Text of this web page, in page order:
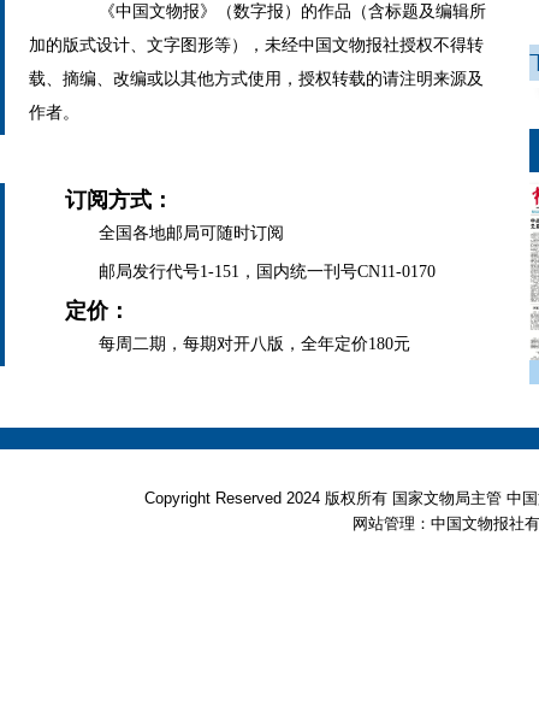
《中国文物报》（数字报）的作品（含标题及编辑所
加的版式设计、文字图形等），未经中国文物报社授权不得转
载、摘编、改编或以其他方式使用，授权转载的请注明来源及
作者。
订阅方式：
全国各地邮局可随时订阅
邮局发行代号1-151，国内统一刊号CN11-0170
定价：
每周二期，每期对开八版，全年定价180元
Copyright Reserved 2024 版权所有 国家文物局主管
网站管理：中国文物报社